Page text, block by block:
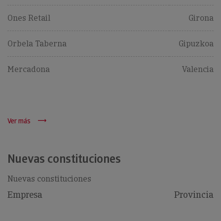
Ones Retail Girona
Orbela Taberna Gipuzkoa
Mercadona Valencia
Ver más
Nuevas constituciones
Nuevas constituciones
Empresa Provincia